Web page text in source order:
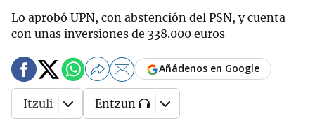
Lo aprobó UPN, con abstención del PSN, y cuenta
con unas inversiones de 338.000 euros
Añádenos en Google
Itzuli Entzun